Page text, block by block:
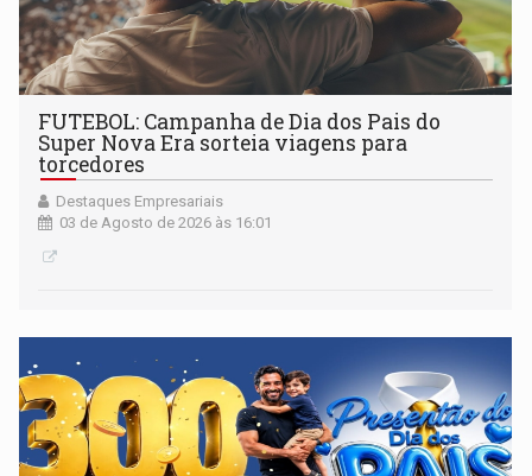
FUTEBOL: Campanha de Dia dos Pais do
Super Nova Era sorteia viagens para
torcedores
Destaques Empresariais
03 de Agosto de 2026 às 16:01